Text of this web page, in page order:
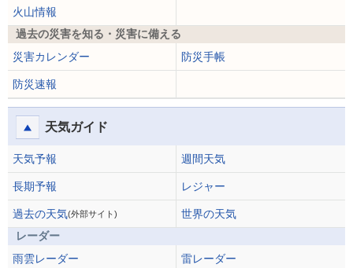
火山情報
過去の災害を知る・災害に備える
災害カレンダー
防災手帳
防災速報
天気ガイド
天気予報 週間天気
長期予報 レジャー
過去の天気(外部サイト)
世界の天気
レーダー
雨雲レーダー
雷レーダー